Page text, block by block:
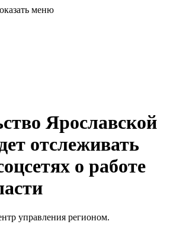
Ярославской
отслеживать
о работе
управления регионом.